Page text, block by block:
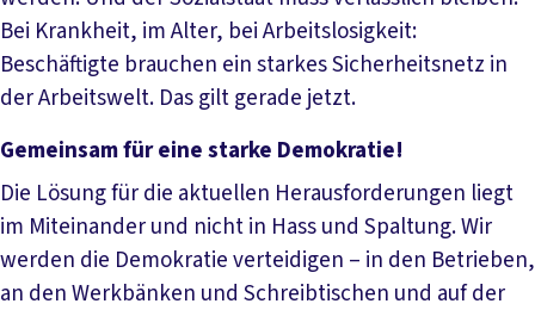
Bei Krankheit, im Alter, bei Arbeitslosigkeit:
Beschäftigte brauchen ein starkes Sicherheitsnetz in
der Arbeitswelt. Das gilt gerade jetzt.
Gemeinsam für eine starke Demokratie!
Die Lösung für die aktuellen Herausforderungen liegt
im Miteinander und nicht in Hass und Spaltung. Wir
werden die Demokratie verteidigen – in den Betrieben,
an den Werkbänken und Schreibtischen und auf der